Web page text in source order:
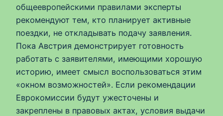
общеевропейскими правилами эксперты
рекомендуют тем, кто планирует активные
поездки, не откладывать подачу заявления.
Пока Австрия демонстрирует готовность
работать с заявителями, имеющими хорошую
историю, имеет смысл воспользоваться этим
«окном возможностей». Если рекомендации
Еврокомиссии будут ужесточены и
закреплены в правовых актах, условия выдачи